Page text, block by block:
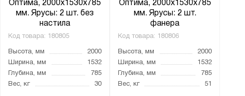
Оптима, 2000x1530x785
мм. Ярусы: 2 шт. без
настила
Код товара: 180805
Высота, мм
2000
Ширина, мм
1532
Глубина, мм
785
Вес, кг
30
Оптима, 2000x1530x785
мм. Ярусы: 2 шт.
фанера
Код товара: 180806
Высота, мм
2000
Ширина, мм
1532
Глубина, мм
785
Вес, кг
51